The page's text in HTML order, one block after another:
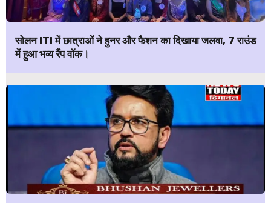
सोलन ITI में छात्राओं ने हुनर और फैशन का दिखाया जलवा, 7 राउंड
में हुआ भव्य रैंप वॉक।